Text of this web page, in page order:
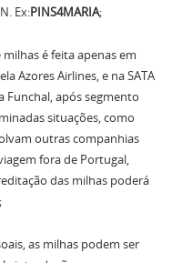
Ex:PINS4MARIA;
é feita apenas em
Azores Airlines, e na SATA
Funchal, após segmento
situações, como
outras companhias
fora de Portugal,
das milhas poderá
as milhas podem ser